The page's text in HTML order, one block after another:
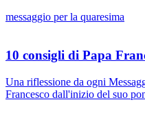
messaggio per la quaresima
10 consigli di Papa
Una riflessione da ogni
Francesco dall'inizio del suo